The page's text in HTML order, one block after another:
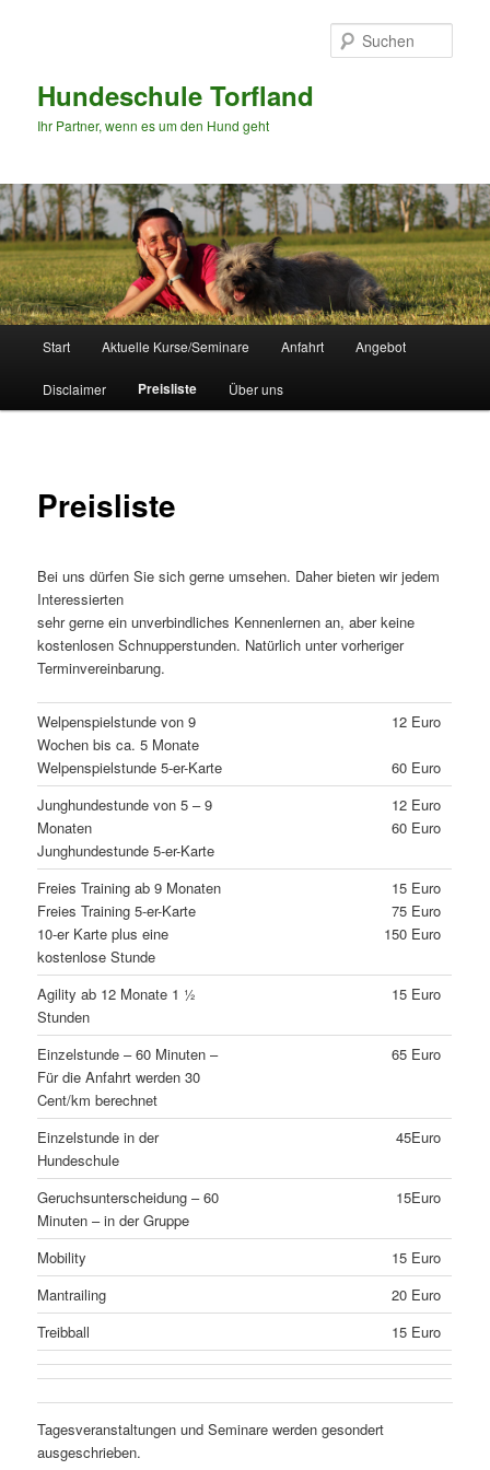
Hundeschule Torfland
Ihr Partner, wenn es um den Hund geht
Start Aktuelle Kurse/Seminare Anfahrt Angebot
Disclaimer Preisliste Über uns
Preisliste
Bei uns dürfen Sie sich gerne umsehen. Daher bieten wir jedem
Interessierten
sehr gerne ein unverbindliches Kennenlernen an, aber keine
kostenlosen Schnupperstunden. Natürlich unter vorheriger
Terminvereinbarung.
Welpenspielstunde von 9
Wochen bis ca. 5 Monate
Welpenspielstunde 5-er-Karte
12 Euro
60 Euro
Junghundestunde von 5 – 9
Monaten
Junghundestunde 5-er-Karte
12 Euro
60 Euro
Freies Training ab 9 Monaten
Freies Training 5-er-Karte
10-er Karte plus eine
kostenlose Stunde
15 Euro
75 Euro
150 Euro
Agility ab 12 Monate 1 ½
Stunden
15 Euro
Einzelstunde – 60 Minuten –
Für die Anfahrt werden 30
Cent/km berechnet
65 Euro
Einzelstunde in der
Hundeschule
45Euro
Geruchsunterscheidung – 60
Minuten – in der Gruppe
15Euro
Mobility
15 Euro
Mantrailing
20 Euro
Treibball
15 Euro
Tagesveranstaltungen und Seminare werden gesondert
ausgeschrieben.